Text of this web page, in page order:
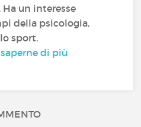
un interesse
della psicologia,
sport.
saperne di più